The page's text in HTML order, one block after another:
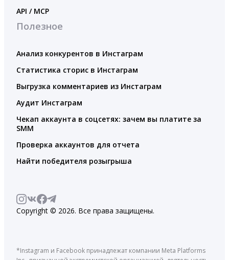
API / MCP
Полезное
Анализ конкурентов в Инстаграм
Статистика сторис в Инстаграм
Выгрузка комментариев из Инстаграм
Аудит Инстаграм
Чекап аккаунта в соцсетях: зачем вы платите за
SMM
Проверка аккаунтов для отчета
Найти победителя розыгрыша
Copyright © 2026. Все права защищены.
*Instagram и Facebook принадлежат компании Meta Platforms